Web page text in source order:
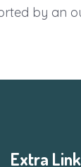
by an
Extra